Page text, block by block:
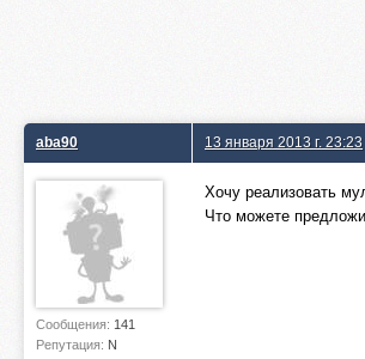
aba90
Сообщения: 141
Репутация: N
13 января 2013 г. 23:23
Хочу реализовать
Что можете